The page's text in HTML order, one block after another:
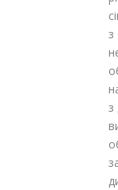
з
з